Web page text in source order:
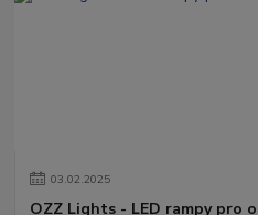
03.02.2025
OZZ Lights - LED rampy pro